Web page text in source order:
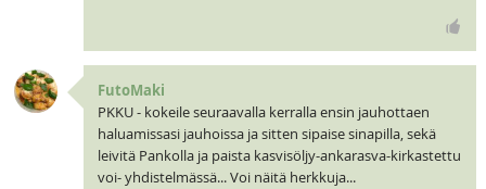
FutoMaki
PKKU - kokeile seuraavalla kerralla ensin jauhottaen
haluamissasi jauhoissa ja sitten sipaise sinapilla, sekä
leivitä Pankolla ja paista kasvisöljy-ankarasva-kirkastettu
voi- yhdistelmässä... Voi näitä herkkuja...